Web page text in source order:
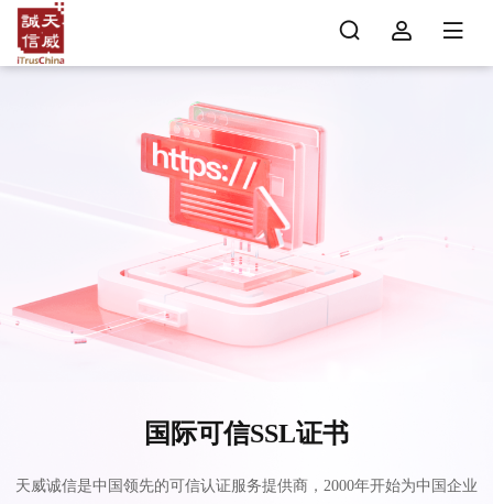
国际可信SSL证书
天威诚信是中国领先的可信认证服务提供商，2000年开始为中国企业